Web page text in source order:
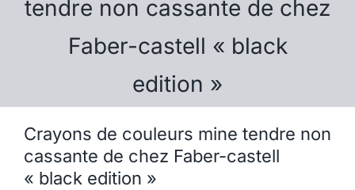
tendre non cassante de chez
Faber-castell « black
edition »
Crayons de couleurs mine tendre non
cassante de chez Faber-castell
« black edition »